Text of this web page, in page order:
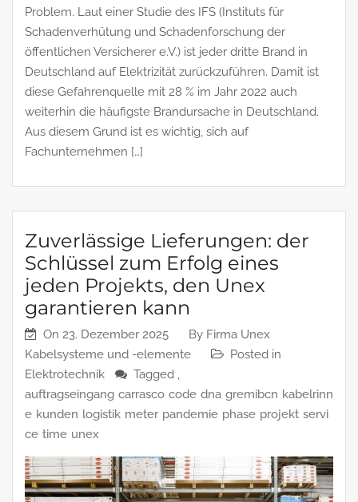
Problem. Laut einer Studie des IFS (Instituts für
Schadenverhütung und Schadenforschung der
öffentlichen Versicherer e.V.) ist jeder dritte Brand in
Deutschland auf Elektrizität zurückzuführen. Damit ist
diese Gefahrenquelle mit 28 % im Jahr 2022 auch
weiterhin die häufigste Brandursache in Deutschland.
Aus diesem Grund ist es wichtig, sich auf
Fachunternehmen […]
Zuverlässige Lieferungen: der
Schlüssel zum Erfolg eines
jeden Projekts, den Unex
garantieren kann
On 23. Dezember 2025 By Firma Unex
Kabelsysteme und -elemente
Posted in
Elektrotechnik
Tagged ,
auftragseingang carrasco code dna gremibcn kabelrinn
e kunden logistik meter pandemie phase projekt servi
ce time unex